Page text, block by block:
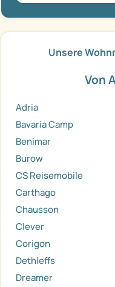
Unsere
Von
Adria
Bavaria Camp
Benimar
Burow
CS Reisemobile
Carthago
Chausson
Clever
Corigon
Dethleffs
Dreamer